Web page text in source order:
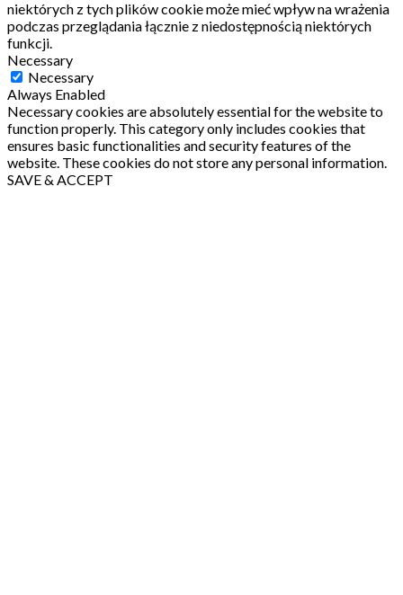
niektórych z tych plików cookie może mieć wpływ na wrażenia
podczas przeglądania łącznie z niedostępnością niektórych
funkcji.
Necessary
Necessary
Always Enabled
Necessary cookies are absolutely essential for the website to
function properly. This category only includes cookies that
ensures basic functionalities and security features of the
website. These cookies do not store any personal information.
SAVE & ACCEPT